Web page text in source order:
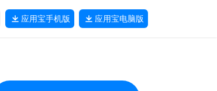
应用宝手机版 应用宝电脑版